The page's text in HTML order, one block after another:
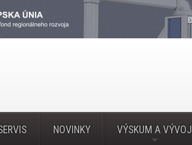
NOVINKY VÝSKUM A VÝVOJ